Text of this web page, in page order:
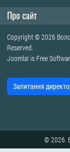
Про сайт
Copyright © 2026
Reserved.
Joomla! is Free
Запитання
© 2026.